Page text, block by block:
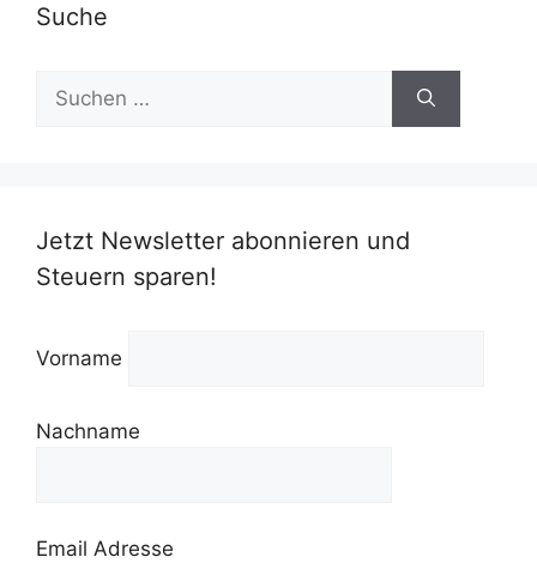
Suche
nach:
Jetzt Newsletter abonnieren und
Steuern sparen!
Vorname
Nachname
Email Adresse